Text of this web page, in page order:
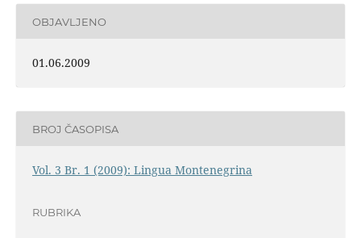
OBJAVLJENO
01.06.2009
BROJ ČASOPISA
Vol. 3 Br. 1 (2009): Lingua Montenegrina
RUBRIKA